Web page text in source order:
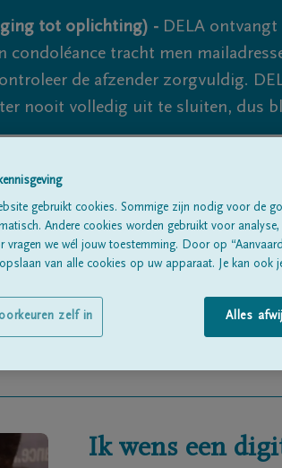
tot oplichting) - DELA
condoléance tracht men
de afzender zorgvuldig.
nooit volledig uit te sluiten, dus
Ik wens een
gebruikt cookies. Sommige zijn nodig voor de
Andere cookies worden gebruikt voor
vragen we wél jouw toestemming. Door op
van alle cookies op uw apparaat. Je kan ook
Alles
zelf in